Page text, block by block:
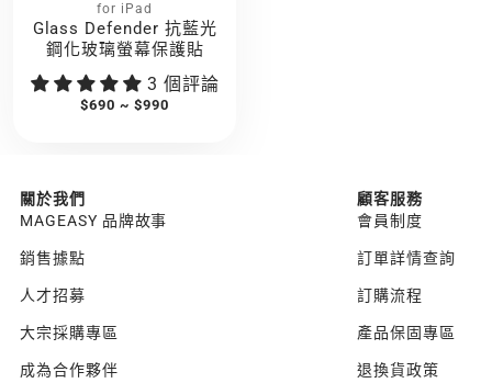
for iPad
Glass Defender 抗藍光
鋼化玻璃螢幕保護貼
3 個評論
$690 ~ $990
關於我們
MAGEASY 品牌故事
銷售據點
人才招募
大宗採購專區
成為合作夥伴
顧客服務
會員制度
訂單詳情查詢
訂購流程
產品保固專區
退換貨政策